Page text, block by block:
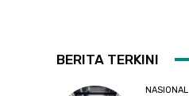
BERITA TERKINI
NASIONAL